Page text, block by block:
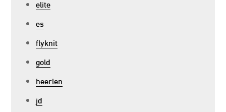
elite
es
flyknit
gold
heerlen
jd